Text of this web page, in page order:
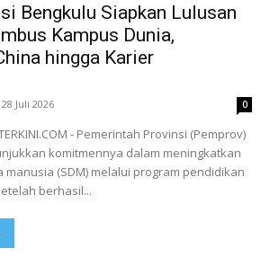
Bengkulu Siapkan Lulusan
Kampus Dunia,
hingga Karier
28 Juli 2026 0
- Pemerintah Provinsi (Pemprov)
komitmennya dalam meningkatkan
(SDM) melalui program pendidikan
berhasil...